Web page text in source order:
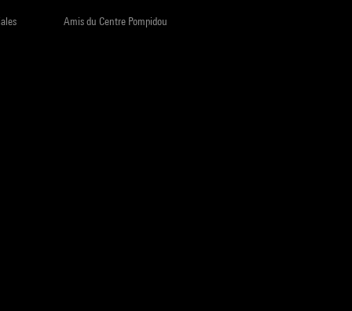
Amis du Centre Pompidou